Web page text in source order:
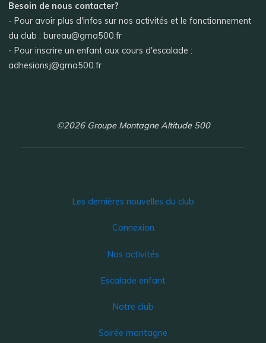
Besoin de nous contacter?
- Pour avoir plus d'infos sur nos activités et le fonctionnement
du club : bureau@gma500.fr
- Pour inscrire un enfant aux cours d'escalade :
adhesionsj@gma500.fr
©2026 Groupe Montagne Altitude 500
Les dernières nouvelles du club
Connexion
Nos activités
Escalade enfant
Notre club
Soirée montagne